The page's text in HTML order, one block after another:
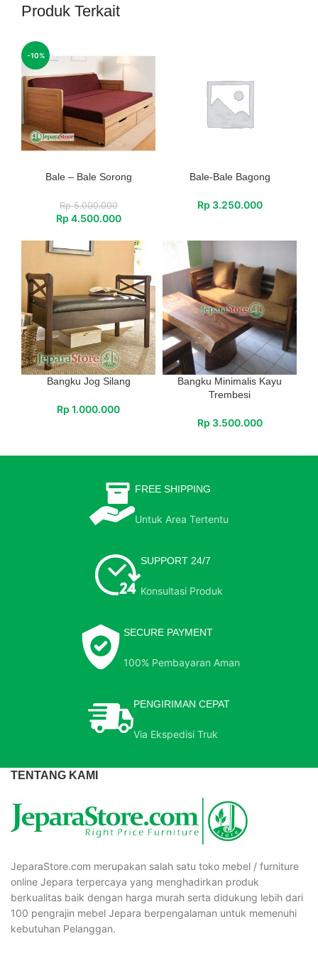
Produk Terkait
-10%
Bale – Bale Sorong
Rp5.000.000
Rp 4.500.000
Bale-Bale Bagong
Rp 3.250.000
Bangku Jog Silang
Rp 1.000.000
Bangku Minimalis Kayu
Trembesi
Rp 3.500.000
FREE SHIPPING
Untuk Area Tertentu
SUPPORT 24/7
Konsultasi Produk
SECURE PAYMENT
100% Pembayaran Aman
PENGIRIMAN CEPAT
Via Ekspedisi Truk
TENTANG KAMI
JeparaStore.com merupakan salah satu toko mebel / furniture
online Jepara terpercaya yang menghadirkan produk
berkualitas baik dengan harga murah serta didukung lebih dari
100 pengrajin mebel Jepara berpengalaman untuk memenuhi
kebutuhan Pelanggan.